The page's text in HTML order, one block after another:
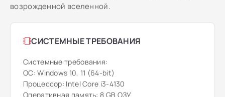
возрожденной вселенной.
СИСТЕМНЫЕ ТРЕБОВАНИЯ
Системные требования:
ОС: Windows 10, 11 (64-bit)
Процессор: Intel Core i3-4130
Оперативная память: 8 GB ОЗУ